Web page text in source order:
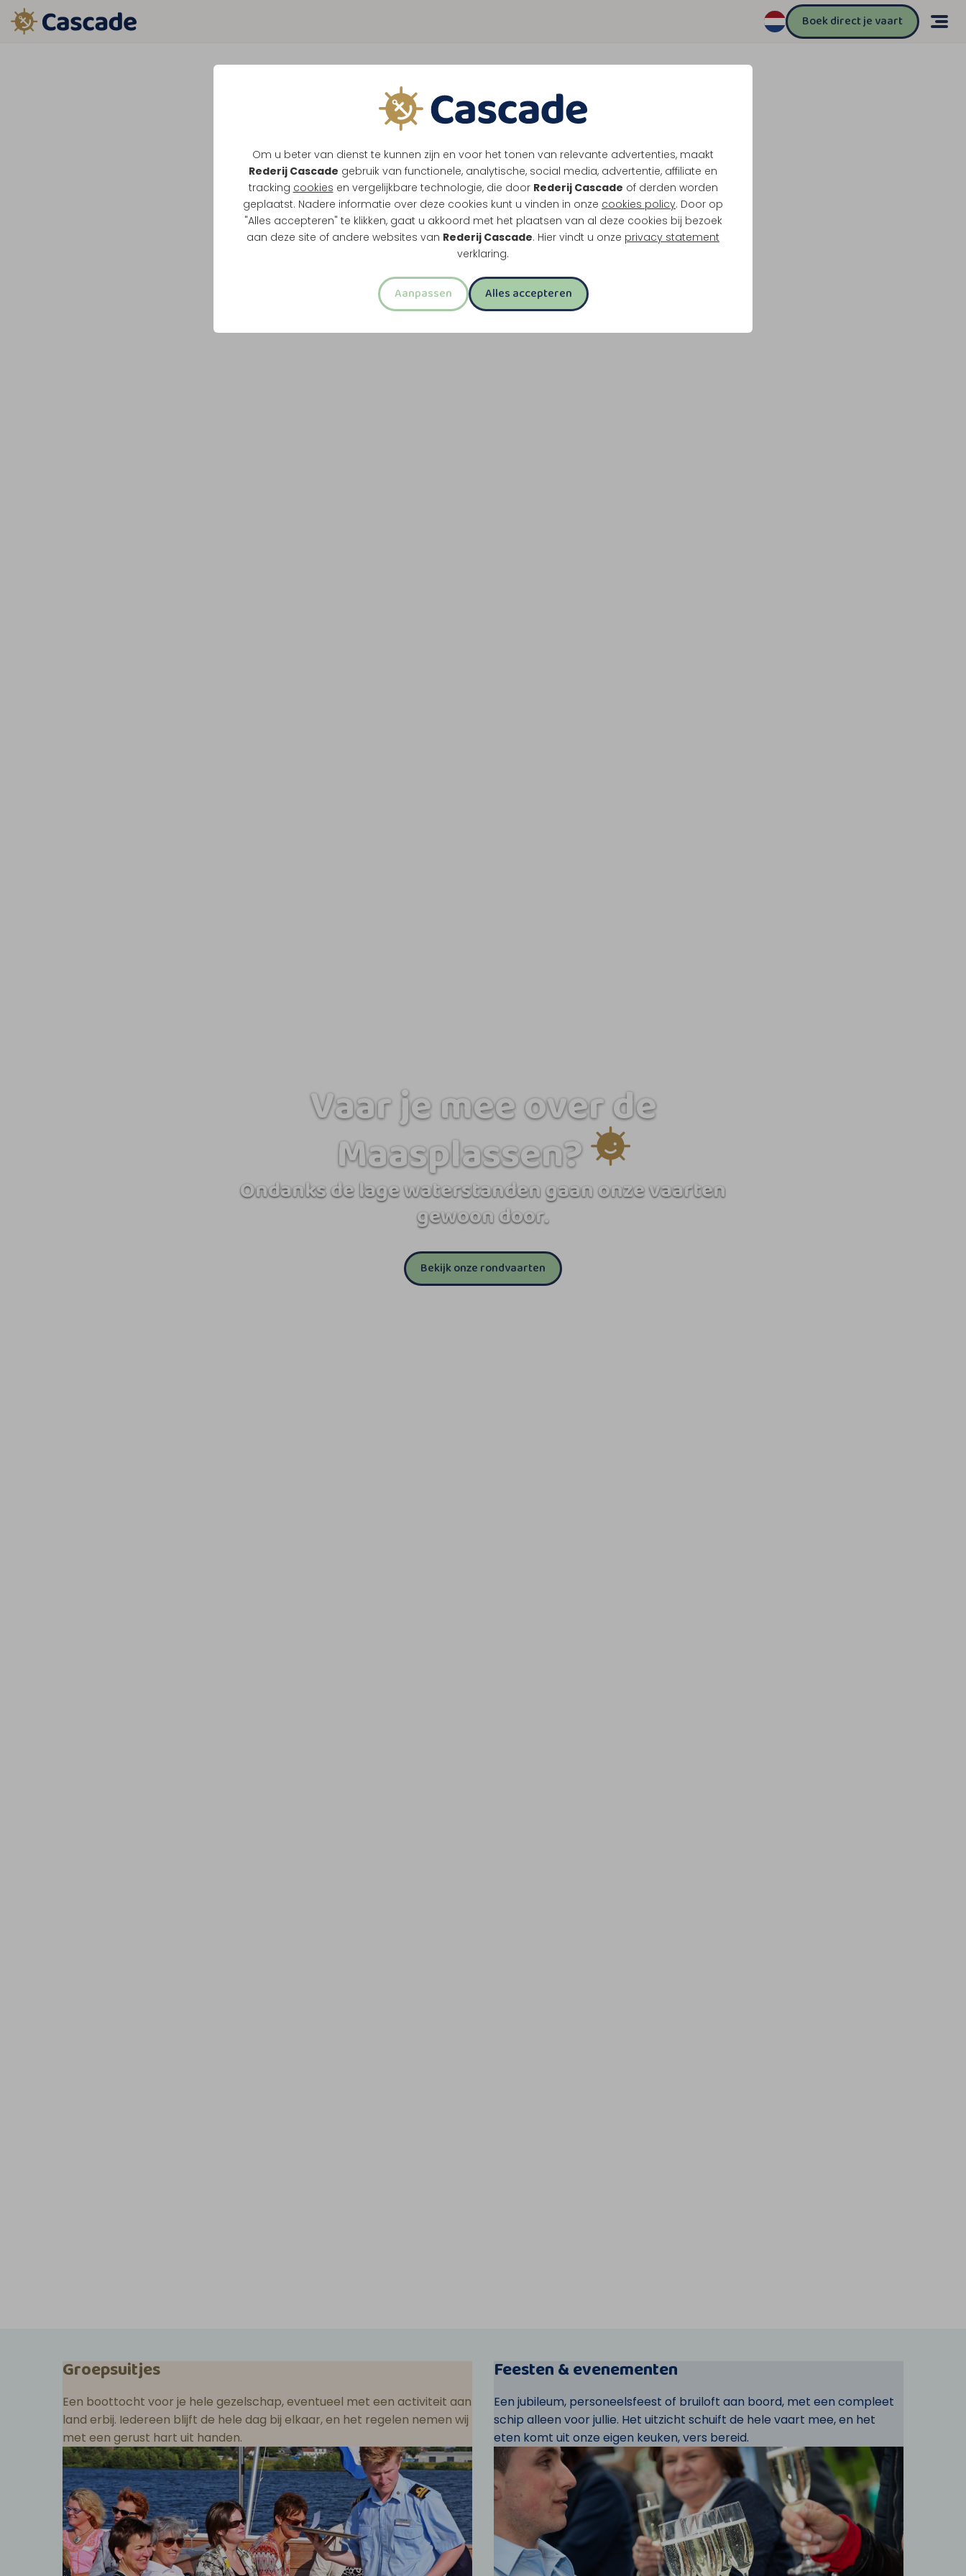
Om u beter van dienst te kunnen zijn en voor het tonen van relevante advertenties, maakt
Rederij Cascade gebruik van functionele, analytische, social media, advertentie, affiliate en
tracking cookies en vergelijkbare technologie, die door Rederij Cascade of derden worden
geplaatst. Nadere informatie over deze cookies kunt u vinden in onze cookies policy. Door op
"Alles accepteren" te klikken, gaat u akkoord met het plaatsen van al deze cookies bij bezoek
aan deze site of andere websites van Rederij Cascade. Hier vindt u onze privacy statement
verklaring.
Aanpassen Alles accepteren
Boek direct je vaart
Vaar je mee over de
Maasplassen?
Ondanks de lage waterstanden gaan onze vaarten
gewoon door.
Bekijk onze rondvaarten
Groepsuitjes
Een boottocht voor je hele gezelschap, eventueel met een activiteit aan
land erbij. Iedereen blijft de hele dag bij elkaar, en het regelen nemen wij
met een gerust hart uit handen.
Feesten & evenementen
Een jubileum, personeelsfeest of bruiloft aan boord, met een compleet
schip alleen voor jullie. Het uitzicht schuift de hele vaart mee, en het
eten komt uit onze eigen keuken, vers bereid.